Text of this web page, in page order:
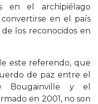
en el archipiélago
en el país
los reconocidos en
este referendo, que
de paz entre el
Bougainville y el
en 2001, no son